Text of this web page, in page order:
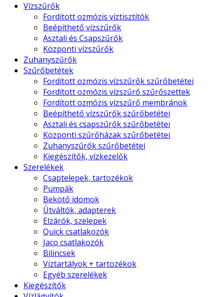
Vízszűrők
Fordított ozmózis víztisztítók
Beépíthető vízszűrők
Asztali és Csapszűrők
Központi vízszűrők
Zuhanyszűrők
Szűrőbetétek
Fordított ozmózis vízszűrők szűrőbetétei
Fordított ozmózis vízszűrő szűrőszettek
Fordított ozmózis vízszűrő membránok
Beépíthető vízszűrők szűrőbetétei
Asztali és csapszűrők szűrőbetétei
Központi szűrőházak szűrőbetétei
Zuhanyszűrők szűrőbetétei
Kiegészítők, vízkezelők
Szerelékek
Csaptelepek, tartozékok
Pumpák
Bekötő idomok
Útváltók, adapterek
Elzárók, szelepek
Quick csatlakozók
Jaco csatlakozók
Bilincsek
Víztartályok + tartozékok
Egyéb szerelékek
Kiegészítők